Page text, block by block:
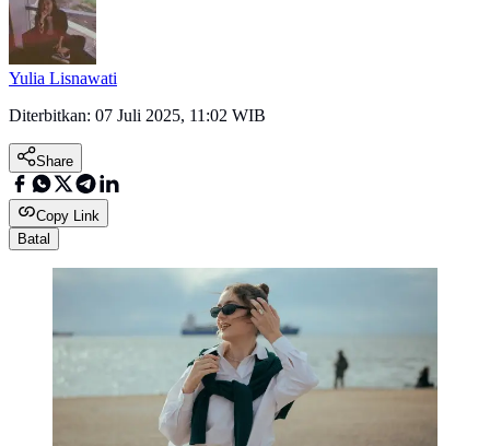
Yulia Lisnawati
Diterbitkan: 07 Juli 2025, 11:02 WIB
Share
Copy Link
Batal